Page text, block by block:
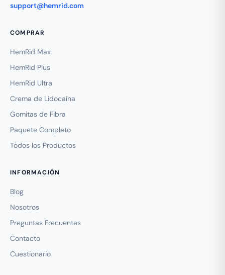
support@hemrid.com
COMPRAR
HemRid Max
HemRid Plus
HemRid Ultra
Crema de Lidocaína
Gomitas de Fibra
Paquete Completo
Todos los Productos
INFORMACIÓN
Blog
Nosotros
Preguntas Frecuentes
Contacto
Cuestionario